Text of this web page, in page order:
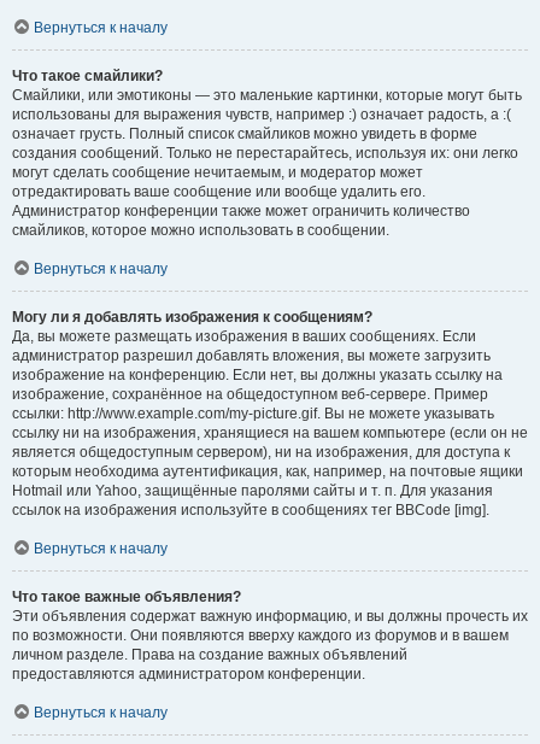
Вернуться к началу
Что такое смайлики?
Смайлики, или эмотиконы — это маленькие картинки, которые могут быть
использованы для выражения чувств, например :) означает радость, а :(
означает грусть. Полный список смайликов можно увидеть в форме
создания сообщений. Только не перестарайтесь, используя их: они легко
могут сделать сообщение нечитаемым, и модератор может
отредактировать ваше сообщение или вообще удалить его.
Администратор конференции также может ограничить количество
смайликов, которое можно использовать в сообщении.
Вернуться к началу
Могу ли я добавлять изображения к сообщениям?
Да, вы можете размещать изображения в ваших сообщениях. Если
администратор разрешил добавлять вложения, вы можете загрузить
изображение на конференцию. Если нет, вы должны указать ссылку на
изображение, сохранённое на общедоступном веб-сервере. Пример
ссылки: http://www.example.com/my-picture.gif. Вы не можете указывать
ссылку ни на изображения, хранящиеся на вашем компьютере (если он не
является общедоступным сервером), ни на изображения, для доступа к
которым необходима аутентификация, как, например, на почтовые ящики
Hotmail или Yahoo, защищённые паролями сайты и т. п. Для указания
ссылок на изображения используйте в сообщениях тег BBCode [img].
Вернуться к началу
Что такое важные объявления?
Эти объявления содержат важную информацию, и вы должны прочесть их
по возможности. Они появляются вверху каждого из форумов и в вашем
личном разделе. Права на создание важных объявлений
предоставляются администратором конференции.
Вернуться к началу